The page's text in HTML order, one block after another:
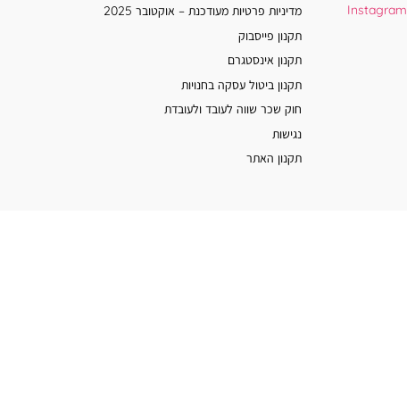
Instagram
מדיניות פרטיות מעודכנת – אוקטובר 2025
תקנון פייסבוק
תקנון אינסטגרם
תקנון ביטול עסקה בחנויות
חוק שכר שווה לעובד ולעובדת
נגישות
תקנון האתר